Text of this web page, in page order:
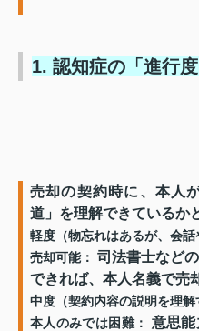
1. 認知症の「進行
売却の契約時に、本人
道」を理解できているか
軽度（物忘れはあるが、会話
売却可能： 司法書士など
できれば、本人名義で売
中度（契約内容の説明を理解
本人のみでは困難：
意思